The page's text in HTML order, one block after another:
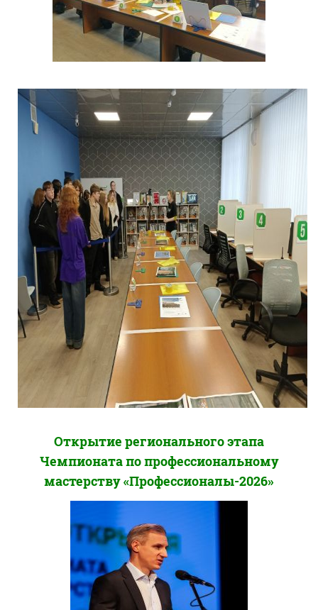
Открытие регионального этапа
Чемпионата по профессиональному
мастерству «Профессионалы-2026»